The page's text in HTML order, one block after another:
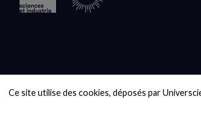
Ce site utilise des cookies, déposés par